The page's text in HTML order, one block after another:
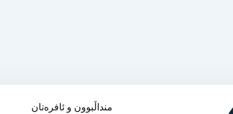
منداڵبوون و ئافرەتان